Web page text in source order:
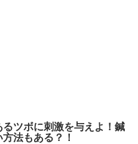
るツボに刺激を与えよ！鍼
法もある？！